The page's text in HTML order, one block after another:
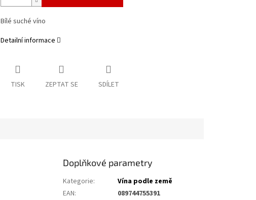
Bílé suché víno
Detailní informace
TISK ZEPTAT SE SDÍLET
Doplňkové parametry
Kategorie:
Vína podle země
EAN:
089744755391